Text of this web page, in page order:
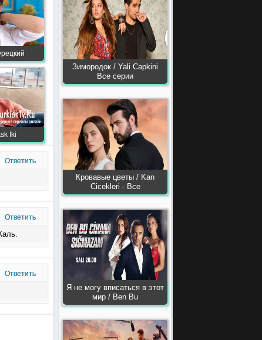
Зимородок / Yali Capkini
Все серии
Кровавые цветы / Kan
Сiсekleri - Все
Я не могу вписаться в этот
мир / Ben Bu
Iki
Ответить
Ответить
Ответить